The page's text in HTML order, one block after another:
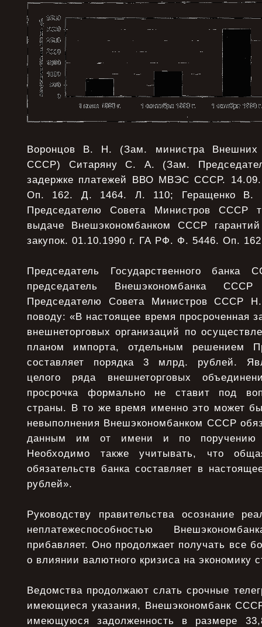
Воронцов В. Н. (Зам. министра Внешних
СССР) Ситаряну С. А. (Зам.
задержке платежей ВВО МВЭС СССР.
Оп. 162. Д. 1464. Л. 110; Геращенко
Председателю Совета Министров
выдаче Внешэкономбанком СССР
закупок. 01.10.1990 г. ГА РФ. Ф. 5446. Оп.
Председатель Государственного
председатель Внешэкономбанка
Председателю Совета Министров СССР
поводу: «В настоящее время просроченная
внешнеторговых организаций по
планом импорта, отдельным решением
составляет порядка 3 млрд. рублей.
целого ряда внешнеторговых
просрочка формально не ставит под
страны. В то же время именно это может
невыполнения Внешэкономбанком СССР
данным им от имени и по поручению
Необходимо также учитывать, что
обязательств банка составляет в
рублей».
Руководству правительства осознание
неплатежеспособностью
прибавляет. Оно продолжает получать все
о влиянии валютного кризиса на экономику
Ведомства продолжают слать срочные
имеющиеся указания, Внешэкономбанк
имеющуюся задолженность в размере